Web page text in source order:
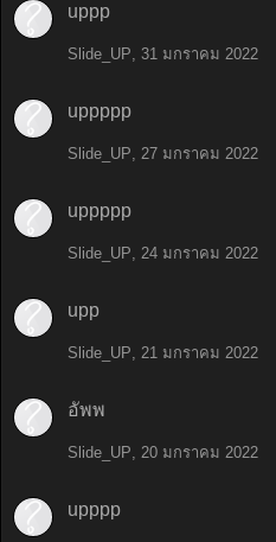
uppp
Slide_UP, 31 มกราคม 2022
uppppp
Slide_UP, 27 มกราคม 2022
uppppp
Slide_UP, 24 มกราคม 2022
upp
Slide_UP, 21 มกราคม 2022
อัพพ
Slide_UP, 20 มกราคม 2022
upppp